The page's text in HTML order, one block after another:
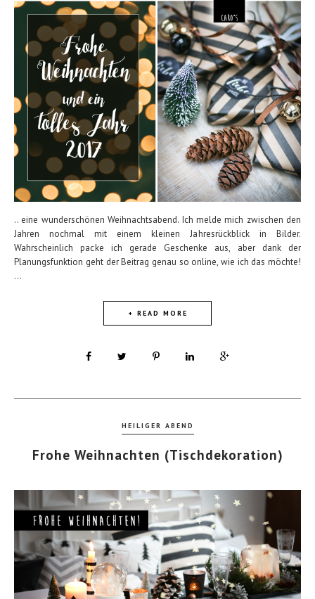
.. eine wunderschönen Weihnachtsabend. Ich melde mich zwischen den
Jahren nochmal mit einem kleinen Jahresrückblick in Bilder.
Wahrscheinlich packe ich gerade Geschenke aus, aber dank der
Planungsfunktion geht der Beitrag genau so online, wie ich das möchte!
...
+ READ MORE
HEILIGER ABEND
Frohe Weihnachten (Tischdekoration)